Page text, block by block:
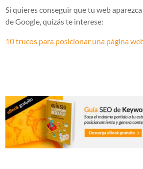
Si quieres conseguir que tu web
de Google, quizás te interese:
10 trucos para posicionar una página